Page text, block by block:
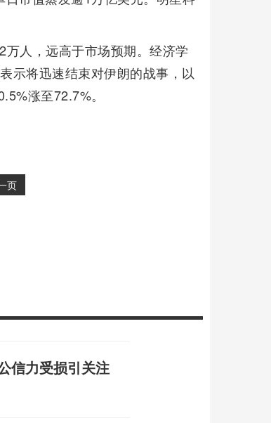
人，远高于市场预期。经济学
示将迅速结束对伊朗的战事，以
涨至72.7%。
页
信力受损引关注